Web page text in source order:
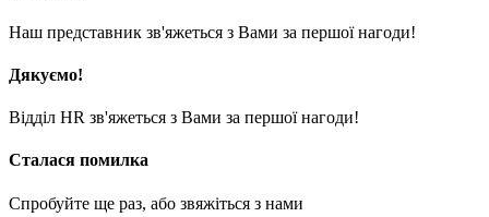
Наш представник зв'яжеться з Вами за першої нагоди!
Дякуємо!
Відділ HR зв'яжеться з Вами за першої нагоди!
Сталася помилка
Спробуйте ще раз, або звяжіться з нами